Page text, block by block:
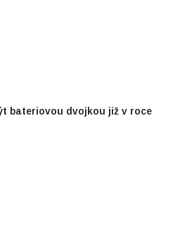
bateriovou dvojkou již v roce